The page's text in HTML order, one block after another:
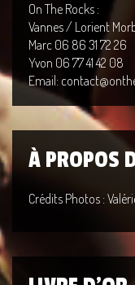
On The Rocks :
Vannes / Lorient
Marc 06 86 31 72 26
Yvon 06 77 41 42 08
Email:
À PROPOS
Crédits Photos :